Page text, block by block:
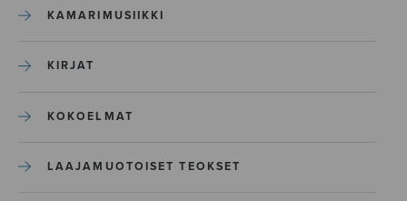
KAMARIMUSIIKKI
KIRJAT
KOKOELMAT
LAAJAMUOTOISET TEOKSET